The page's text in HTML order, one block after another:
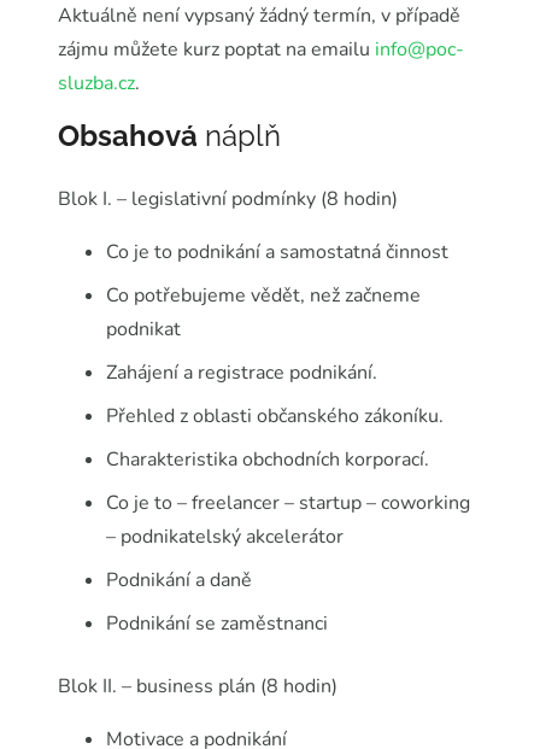
Aktuálně není vypsaný žádný termín, v případě
zájmu můžete kurz poptat na emailu info@poc-
sluzba.cz.
Obsahová náplň
Blok I. – legislativní podmínky (8 hodin)
Co je to podnikání a samostatná činnost
Co potřebujeme vědět, než začneme
podnikat
Zahájení a registrace podnikání.
Přehled z oblasti občanského zákoníku.
Charakteristika obchodních korporací.
Co je to – freelancer – startup – coworking
– podnikatelský akcelerátor
Podnikání a daně
Podnikání se zaměstnanci
Blok II. – business plán (8 hodin)
Motivace a podnikání